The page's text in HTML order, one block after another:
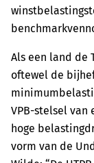
Als een land de
oftewel de
VPB-stelsel
hoge
vorm van de